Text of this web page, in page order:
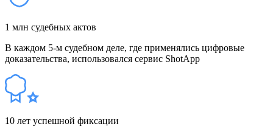
1 млн судебных актов
В каждом 5-м судебном деле, где применялись цифровые
доказательства, использовался сервис ShotApp
10 лет успешной фиксации